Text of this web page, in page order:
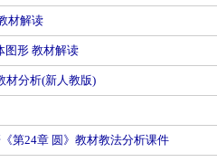
材解读
图形 教材解读
材分析(新人教版)
第24章 圆》教材教法分析课件